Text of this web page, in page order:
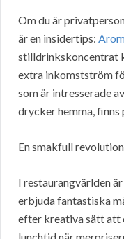
Om du är
är en insidertips:
stilldrinkskoncentrat
extra inkomstström
som är intresserade
drycker hemma,
En smakfull
I restaurangvärlden
erbjuda fantastiska
efter kreativa sätt att